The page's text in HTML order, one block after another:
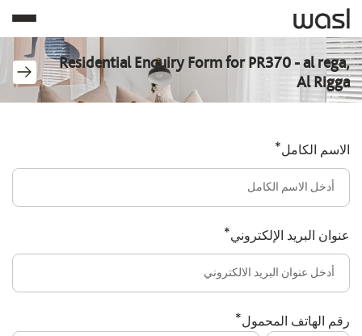
Residential Enquiry Form for PR370 - al rega,
Al Rigga
الاسم الكامل*
عنوان البريد الإلكتروني*
رقم الهاتف المحمول*